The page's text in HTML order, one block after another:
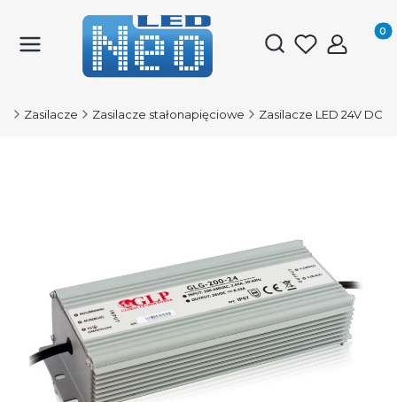
Otwórz
Zasilacze Zasilacze stałonapięciowe Zasilacze LED 24V DC